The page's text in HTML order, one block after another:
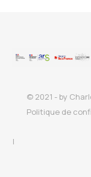
© 2021 - by
Politique de